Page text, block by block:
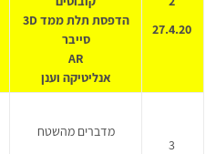
27.4.20
הדפסת תלת ממד 3D
סייבר
AR
אנליטיקה וענן
3
מדברים מהשטח